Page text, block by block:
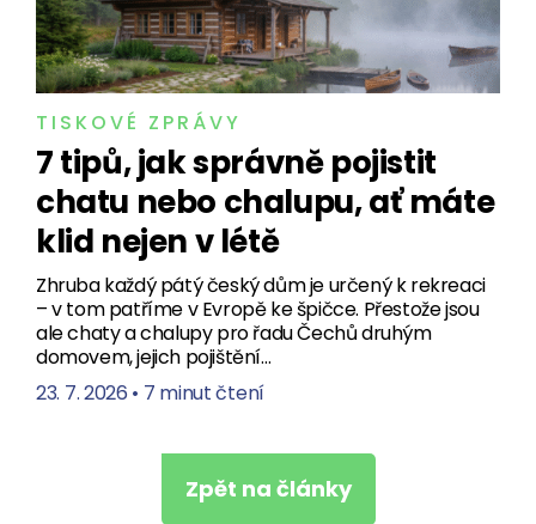
TISKOVÉ ZPRÁVY
7 tipů, jak správně pojistit
chatu nebo chalupu, ať máte
klid nejen v létě
Zhruba každý pátý český dům je určený k rekreaci
– v tom patříme v Evropě ke špičce. Přestože jsou
ale chaty a chalupy pro řadu Čechů druhým
domovem, jejich pojištění…
23. 7. 2026 • 7 minut čtení
Zpět na články